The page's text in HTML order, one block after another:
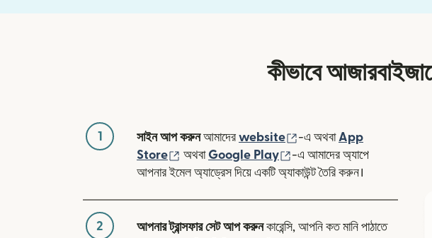
কীভাবে
1 সাইন আপ করুনআমাদেরwebsite (নতুন উইন্ডোতে খুলবে)
-এ অথবা App
Store
(নতুন উইন্ডোতে খুলবে)
অথবা Google Play (নতুন উইন্ডোতে খুলবে)
-এ আমাদের অ্যাপে
আপনার ইমেল অ্যাড্রেস দিয়ে একটি অ্যাকাউন্ট তৈরি করুন।
2 আপনার ট্রান্সফার সেট আপ করুনকারেন্সি, আপনি কত মানি পাঠাতে